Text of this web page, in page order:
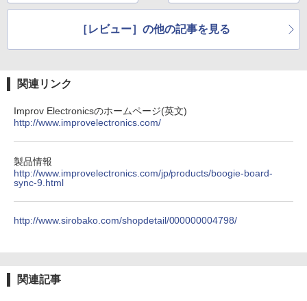
「透明カバー付」
￥38,980
￥1,964
￥250
コカ・コーラ やかんの麦茶 from 爽健美茶 ラ
ベルレス 650mlPET×24本
版ビッグガンガンコミックス)
￥810
adeon R9 295X2を試
［レビュー］の他の記事を見る
関連リンク
Improv Electronicsのホームページ(英文)
http://www.improvelectronics.com/
製品情報
http://www.improvelectronics.com/jp/products/boogie-board-
sync-9.html
http://www.sirobako.com/shopdetail/000000004798/
関連記事